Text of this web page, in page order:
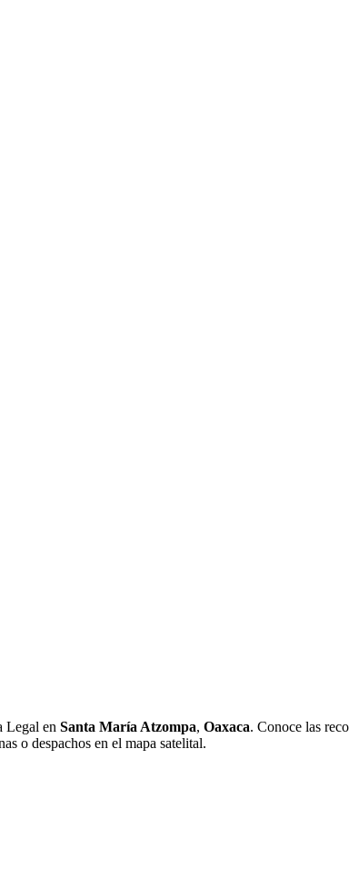
Legal en Santa María Atzompa, Oaxaca. Conoce las
o despachos en el mapa satelital.